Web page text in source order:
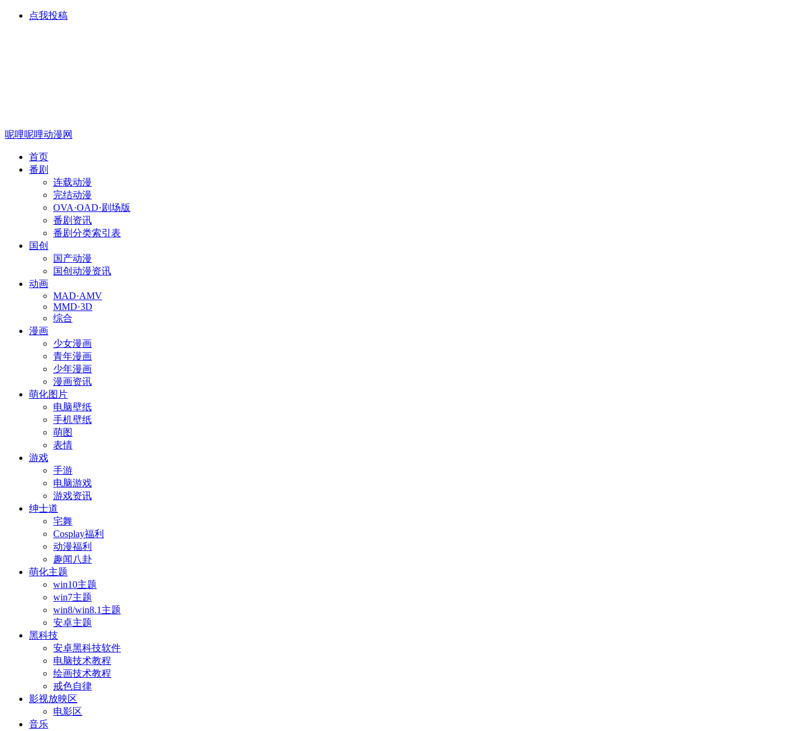
点我投稿
呢哩呢哩动漫网
首页
番剧
连载动漫
完结动漫
OVA·OAD·剧场版
番剧资讯
番剧分类索引表
国创
国产动漫
国创动漫资讯
动画
MAD·AMV
MMD·3D
综合
漫画
少女漫画
青年漫画
少年漫画
漫画资讯
萌化图片
电脑壁纸
手机壁纸
萌图
表情
游戏
手游
电脑游戏
游戏资讯
绅士道
宅舞
Cosplay福利
动漫福利
趣闻八卦
萌化主题
win10主题
win7主题
win8/win8.1主题
安卓主题
黑科技
安卓黑科技软件
电脑技术教程
绘画技术教程
戒色自律
影视放映区
电影区
音乐